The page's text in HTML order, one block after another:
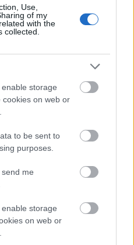
Use,
of my
with the
collected.
storage
cookies on web or
to be sent to
purposes.
me
storage
on web or
20 nos dejó varios
Repasamos su estado
tiempo que podrían estar de
en el Atalanta han sido
con la DEA ha marcado 50
que anotó 16 goles y dio 10
la temporada 16/17 ha sido
valorado de la Serie A en